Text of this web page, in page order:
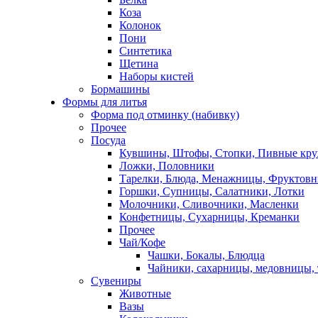
Коза
Колонок
Пони
Синтетика
Щетина
Наборы кистей
Бормашины
Формы для литья
Форма под отминку (набивку)
Прочее
Посуда
Кувшины, Штофы, Стопки, Пивные
Ложки, Половники
Тарелки, Блюда, Менажницы,
Горшки, Супницы, Салатники, Лотки
Молочники, Сливочники, Масленки
Конфетницы, Сухарницы, Креманки
Прочее
Чай/Кофе
Чашки, Бокалы, Блюдца
Чайники, сахарницы, медовницы,
Сувениры
Животные
Вазы